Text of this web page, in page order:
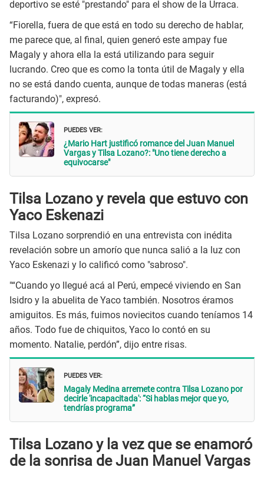
deportivo se esté "prestando" para el show de la Urraca.
“Fiorella, fuera de que está en todo su derecho de hablar,
me parece que, al final, quien generó este ampay fue
Magaly y ahora ella la está utilizando para seguir
lucrando. Creo que es como la tonta útil de Magaly y ella
no se está dando cuenta, aunque de todas maneras (está
facturando)", expresó.
PUEDES VER:
¿Mario Hart justificó romance del Juan Manuel
Vargas y Tilsa Lozano?: "Uno tiene derecho a
equivocarse"
Tilsa Lozano y revela que estuvo con
Yaco Eskenazi
Tilsa Lozano sorprendió en una entrevista con inédita
revelación sobre un amorío que nunca salió a la luz con
Yaco Eskenazi y lo calificó como "sabroso".
"“Cuando yo llegué acá al Perú, empecé viviendo en San
Isidro y la abuelita de Yaco también. Nosotros éramos
amiguitos. Es más, fuimos noviecitos cuando teníamos 14
años. Todo fue de chiquitos, Yaco lo contó en su
momento. Natalie, perdón”, dijo entre risas.
PUEDES VER:
Magaly Medina arremete contra Tilsa Lozano por
decirle 'incapacitada': “Si hablas mejor que yo,
tendrías programa”
Tilsa Lozano y la vez que se enamoró
de la sonrisa de Juan Manuel Vargas